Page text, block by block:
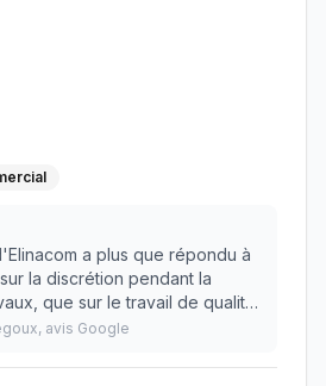
a plus que répondu à
la discrétion pendant la
que sur le travail de qualité
très satisfait et nous vous
, avis Google